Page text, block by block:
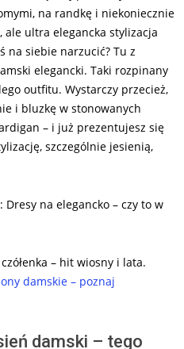
na randkę i niekoniecznie
ultra elegancka stylizacja
na siebie narzucić? Tu z
elegancki. Taki rozpinany
outfitu. Wystarczy przecież,
i bluzkę w stonowanych
– i już prezentujesz się
szczególnie jesienią,
na elegancko – czy to w
– hit wiosny i lata.
damskie – poznaj
damski – tego